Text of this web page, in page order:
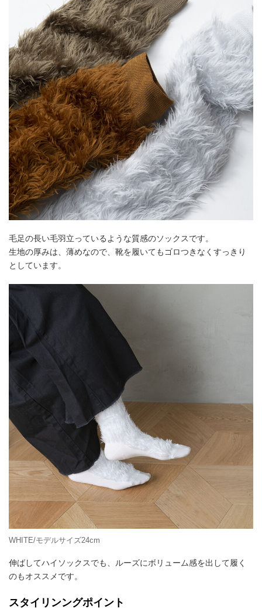
毛足の長い毛羽立っているような質感のソックスです。
生地の厚みは、薄めなので、靴を履いてもゴロつきなくすっきり
としています。
WHITE/モデルサイズ24cm
伸ばしてハイソックスでも、ルーズにボリューム感を出して履く
のもオススメです。
スタイリンングポイント